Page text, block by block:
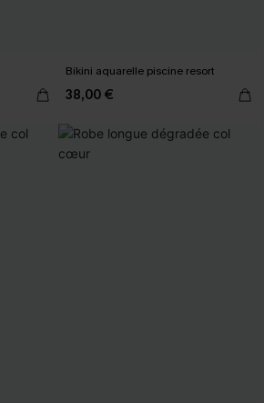
Bikini aquarelle piscine resort
38,00 €